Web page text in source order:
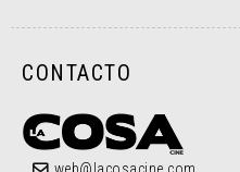
CONTACTO